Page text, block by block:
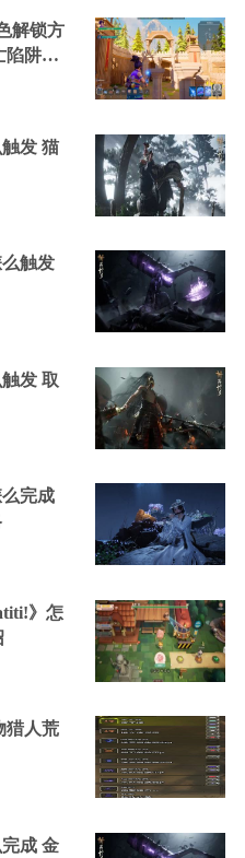
解锁方
陷阱中
发 猫
触发
发 取
完成
》怎
猎人荒
成 金